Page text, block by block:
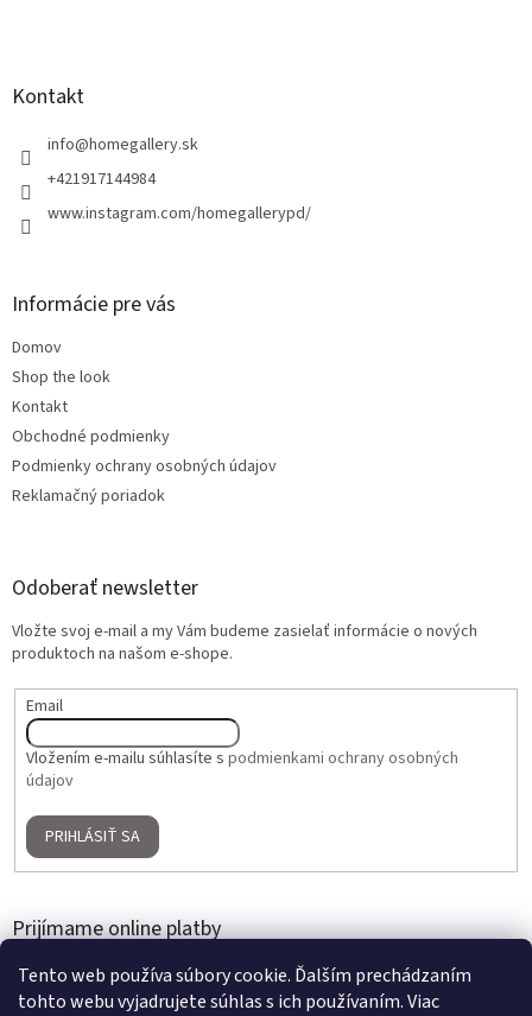
Tento web používa súbory cookie. Ďalším prechádzaním
tohto webu vyjadrujete súhlas s ich používaním. Viac
Kontakt
info@homegallery.sk
+421917144984
www.instagram.com/homegallerypd/
Informácie pre vás
Domov
Shop the look
Kontakt
Obchodné podmienky
Podmienky ochrany osobných údajov
Reklamačný poriadok
Odoberať newsletter
Vložte svoj e-mail a my Vám budeme zasielať informácie o nových
produktoch na našom e-shope.
Email
Vložením e-mailu súhlasíte s podmienkami ochrany osobných
údajov
PRIHLÁSIŤ SA
Prijímame online platby